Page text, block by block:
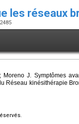
les réseaux
Moreno J. Symptômes
Réseau kinésithérapie